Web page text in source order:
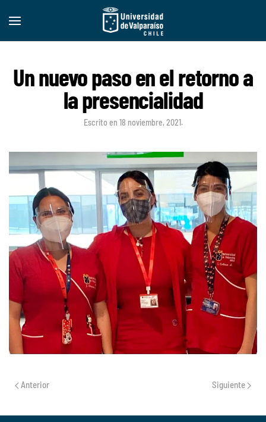
Un nuevo paso en el retorno a
la presencialidad
Escrito en 18 noviembre, 2021.
Anterior Siguiente